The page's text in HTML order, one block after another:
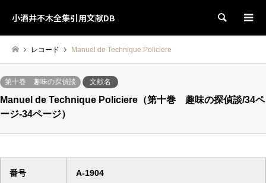
小酒井不木全集引用文献DB 検索
レコード Manuel de Technique Policiere
第十巻 趣味の探偵談 文献名
Manuel de Technique Policiere（第十巻 趣味の探偵談/34ペ
ージ-34ページ）
番号 A-1904